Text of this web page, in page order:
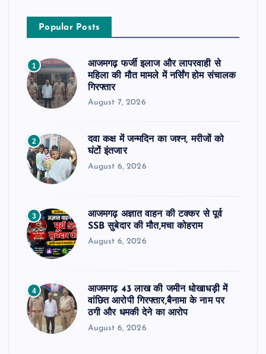
Popular Posts
1
आजमगढ़ फर्जी इलाज और लापरवाही से
महिला की मौत मामले में नर्सिंग होम संचालक
गिरफ्तार
August 7, 2026
2
दवा कक्ष में जन्मदिन का जश्न, मरीजों को
घंटों इंतजार
August 6, 2026
3
आजमगढ़ अज्ञात वाहन की टक्कर से पूर्व
SSB सुबेदार की मौत,मचा कोहराम
August 6, 2026
4
आजमगढ़ 43 लाख की जमीन धोखाधड़ी में
वांछित आरोपी गिरफ्तार,बैनामा के नाम पर
ठगी और धमकी देने का आरोप
August 6, 2026